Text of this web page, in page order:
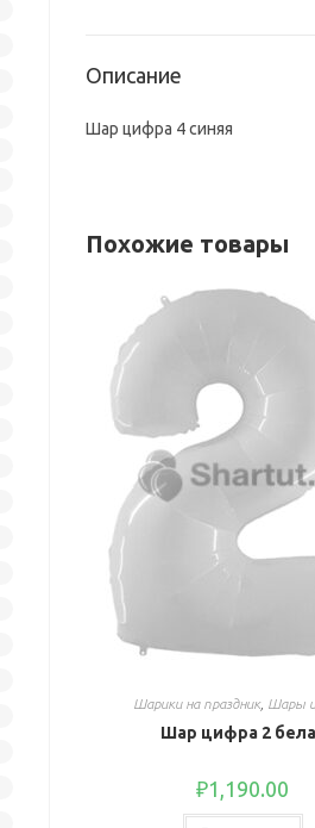
Описание
Шар цифра 4 синяя
Похожие товары
Шарики на праздник, Шары
Шар цифра 2
₽1,190.00